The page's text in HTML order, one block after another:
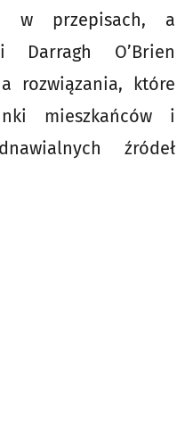
w przepisach, a
O’Brien
rozwiązania, które
mieszkańców i
źródeł